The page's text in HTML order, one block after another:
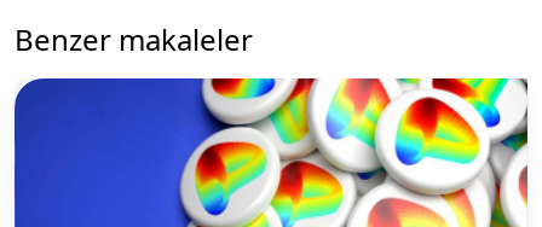
Benzer makaleler